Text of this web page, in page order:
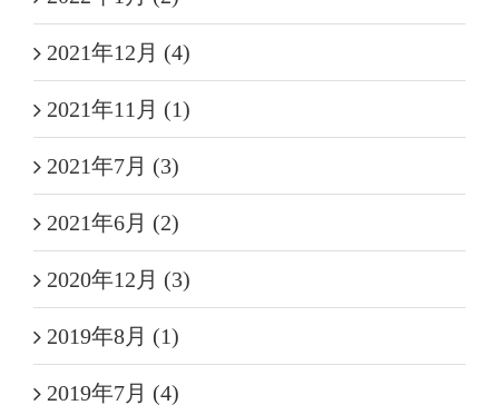
2021年12月 (4)
2021年11月 (1)
2021年7月 (3)
2021年6月 (2)
2020年12月 (3)
2019年8月 (1)
2019年7月 (4)